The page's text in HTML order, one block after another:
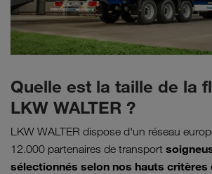
Quelle est la taille de la
LKW WALTER ?
LKW WALTER dispose d'un réseau
12.000 partenaires de transport
sélectionnés selon nos hauts critères